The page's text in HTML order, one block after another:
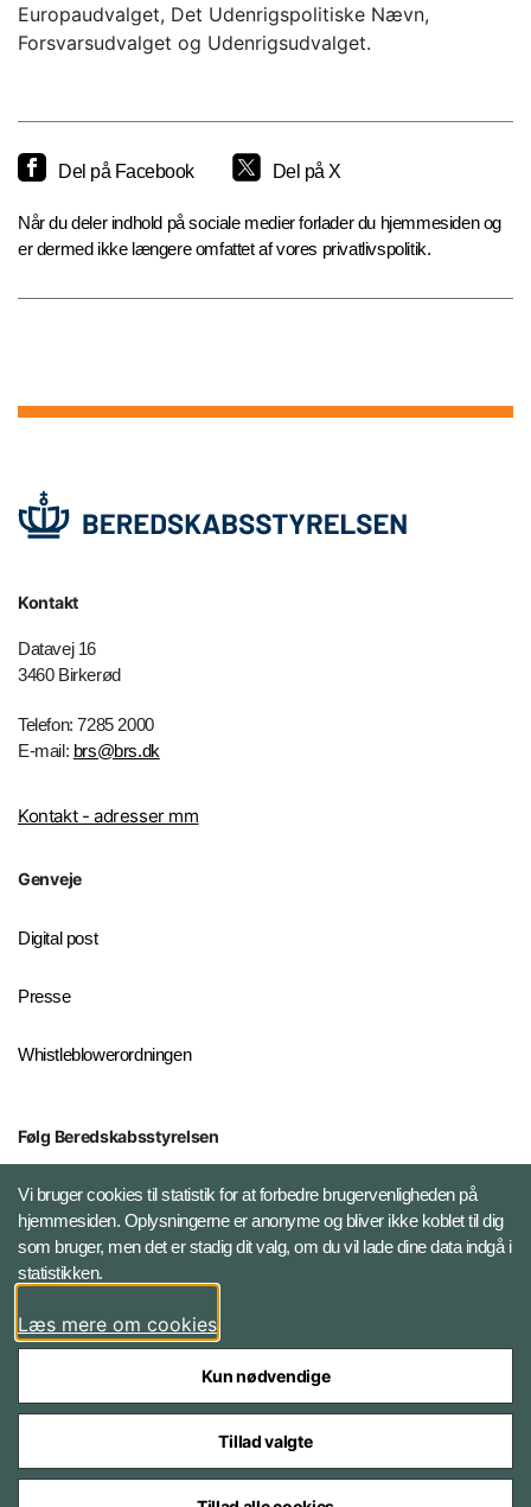
Europaudvalget, Det Udenrigspolitiske Nævn,
Forsvarsudvalget og Udenrigsudvalget.
Del på Facebook Del på X
Når du deler indhold på sociale medier forlader du hjemmesiden og
er dermed ikke længere omfattet af vores privatlivspolitik.
Kontakt
Datavej 16
3460 Birkerød
Telefon: 7285 2000
E-mail: brs@brs.dk
Kontakt - adresser mm
Genveje
Digital post
Presse
Whistleblowerordningen
Følg Beredskabsstyrelsen
X BRSdk
LinkedIn BRS-profil
Vi bruger cookies til statistik for at forbedre brugervenligheden på
hjemmesiden. Oplysningerne er anonyme og bliver ikke koblet til dig
som bruger, men det er stadig dit valg, om du vil lade dine data indgå i
statistikken.
Læs mere om cookies
Kun nødvendige
Tillad valgte